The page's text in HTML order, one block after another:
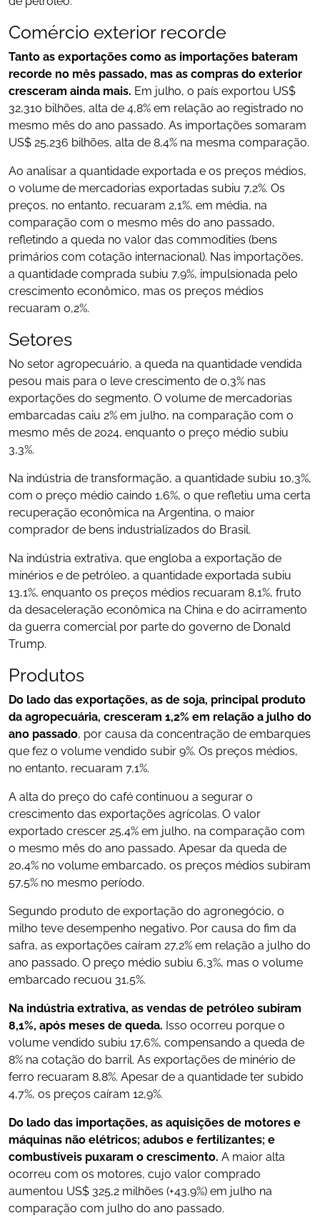
Comércio exterior recorde
Tanto as exportações como as importações bateram
recorde no mês passado, mas as compras do exterior
cresceram ainda mais. Em julho, o país exportou US$
32,310 bilhões, alta de 4,8% em relação ao registrado no
mesmo mês do ano passado. As importações somaram
US$ 25,236 bilhões, alta de 8,4% na mesma comparação.
Ao analisar a quantidade exportada e os preços médios,
o volume de mercadorias exportadas subiu 7,2%. Os
preços, no entanto, recuaram 2,1%, em média, na
comparação com o mesmo mês do ano passado,
refletindo a queda no valor das commodities (bens
primários com cotação internacional). Nas importações,
a quantidade comprada subiu 7,9%, impulsionada pelo
crescimento econômico, mas os preços médios
recuaram 0,2%.
Setores
No setor agropecuário, a queda na quantidade vendida
pesou mais para o leve crescimento de 0,3% nas
exportações do segmento. O volume de mercadorias
embarcadas caiu 2% em julho, na comparação com o
mesmo mês de 2024, enquanto o preço médio subiu
3,3%.
Na indústria de transformação, a quantidade subiu 10,3%,
com o preço médio caindo 1,6%, o que refletiu uma certa
recuperação econômica na Argentina, o maior
comprador de bens industrializados do Brasil.
Na indústria extrativa, que engloba a exportação de
minérios e de petróleo, a quantidade exportada subiu
13,1%, enquanto os preços médios recuaram 8,1%, fruto
da desaceleração econômica na China e do acirramento
da guerra comercial por parte do governo de Donald
Trump.
Produtos
Do lado das exportações, as de soja, principal produto
da agropecuária, cresceram 1,2% em relação a julho do
ano passado, por causa da concentração de embarques
que fez o volume vendido subir 9%. Os preços médios,
no entanto, recuaram 7,1%.
A alta do preço do café continuou a segurar o
crescimento das exportações agrícolas. O valor
exportado crescer 25,4% em julho, na comparação com
o mesmo mês do ano passado. Apesar da queda de
20,4% no volume embarcado, os preços médios subiram
57,5% no mesmo período.
Segundo produto de exportação do agronegócio, o
milho teve desempenho negativo. Por causa do fim da
safra, as exportações caíram 27,2% em relação a julho do
ano passado. O preço médio subiu 6,3%, mas o volume
embarcado recuou 31,5%.
Na indústria extrativa, as vendas de petróleo subiram
8,1%, após meses de queda. Isso ocorreu porque o
volume vendido subiu 17,6%, compensando a queda de
8% na cotação do barril. As exportações de minério de
ferro recuaram 8,8%. Apesar de a quantidade ter subido
4,7%, os preços caíram 12,9%.
Do lado das importações, as aquisições de motores e
máquinas não elétricos; adubos e fertilizantes; e
combustíveis puxaram o crescimento. A maior alta
ocorreu com os motores, cujo valor comprado
aumentou US$ 325,2 milhões (+43,9%) em julho na
comparação com julho do ano passado.